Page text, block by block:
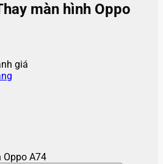
màn hình Oppo
giá
A74